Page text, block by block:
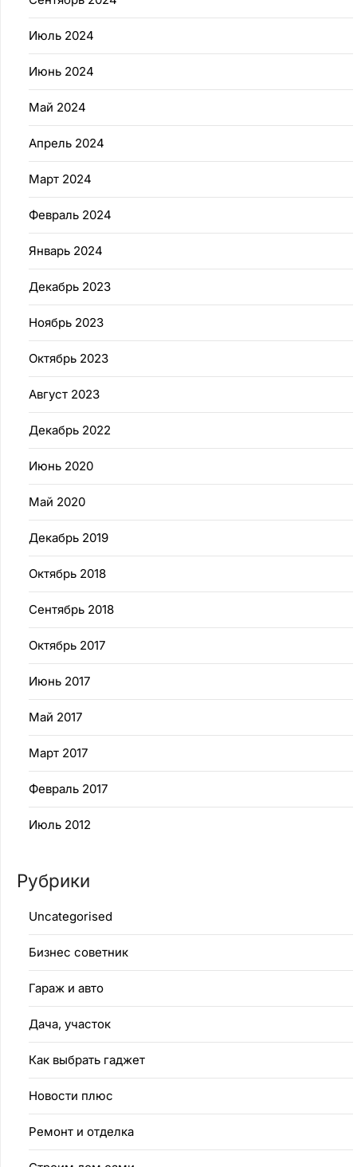
Июль 2024
Июнь 2024
Май 2024
Апрель 2024
Март 2024
Февраль 2024
Январь 2024
Декабрь 2023
Ноябрь 2023
Октябрь 2023
Август 2023
Декабрь 2022
Июнь 2020
Май 2020
Декабрь 2019
Октябрь 2018
Сентябрь 2018
Октябрь 2017
Июнь 2017
Май 2017
Март 2017
Февраль 2017
Июль 2012
Рубрики
Uncategorised
Бизнес советник
Гараж и авто
Дача, участок
Как выбрать гаджет
Новости плюс
Ремонт и отделка